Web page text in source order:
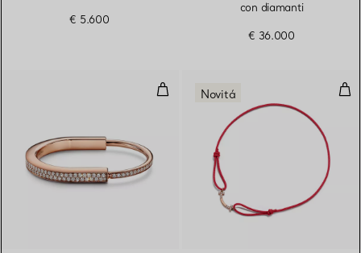
€ 5.600
con diamanti
€ 36.000
Bracciale in oro rosa con
Novitá